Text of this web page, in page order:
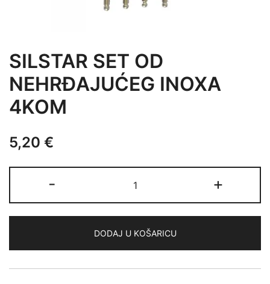
SILSTAR SET OD
NEHRĐAJUĆEG INOXA
4KOM
5,20 €
-
SET
OD
INOXA
4KOM
količina
+
DODAJ U KOŠARICU